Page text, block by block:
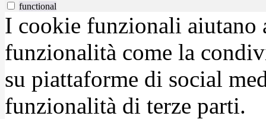
functional
I cookie funzionali aiutano
funzionalità come la
su piattaforme di social
funzionalità di terze parti.